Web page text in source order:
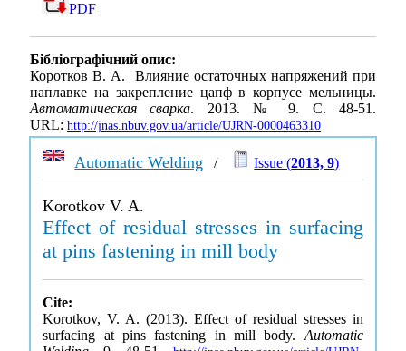
PDF
Бібліографічний опис:
Коротков В. А. Влияние остаточных напряжений при
наплавке на закрепление цапф в корпусе мельницы.
Автоматическая сварка. 2013. № 9. С. 48-51.
URL: http://jnas.nbuv.gov.ua/article/UJRN-0000463310
Automatic Welding / Issue (2013, 9)
Korotkov V. A.
Effect of residual stresses in surfacing
at pins fastening in mill body
Cite:
Korotkov, V. A. (2013). Effect of residual stresses in
surfacing at pins fastening in mill body. Automatic